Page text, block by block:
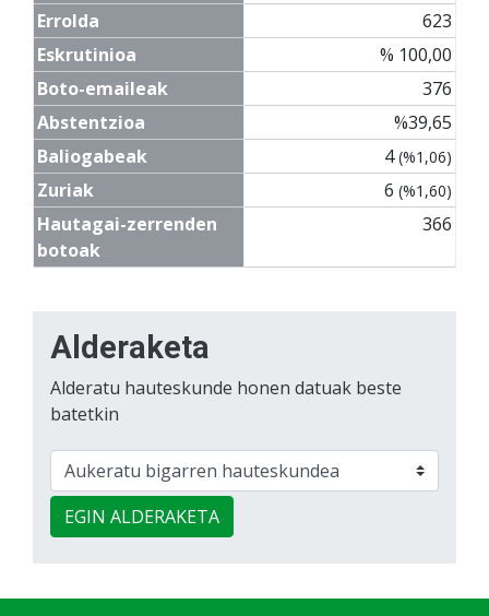
Errolda
623
Eskrutinioa
% 100,00
Boto-emaileak
376
Abstentzioa
%39,65
Baliogabeak
4(%1,06)
Zuriak 6 (%1,60)
Hautagai-zerrenden
botoak
366
Alderaketa
Alderatu hauteskunde honen datuak beste
batetkin
EGIN ALDERAKETA